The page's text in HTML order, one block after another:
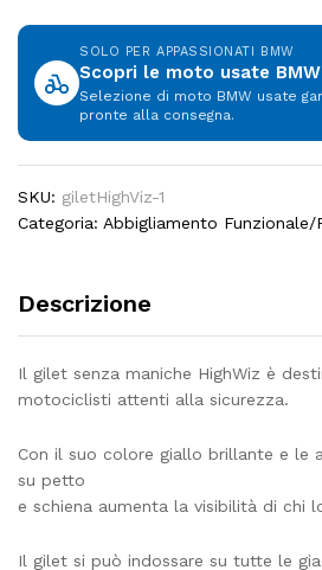
Unisex
quantitySOLO PER APPASSIONATI BMW
Scopri le moto usate
Selezione di moto BMW usate
pronte alla consegna.
SKU: giletHighViz-1
Categoria: Abbigliamento
Descrizione
Il gilet senza maniche HighWiz è
motociclisti attenti alla sicurezza.
Con il suo colore giallo brillante e le
su petto
e schiena aumenta la visibilità di chi
Il gilet si può indossare su tutte le